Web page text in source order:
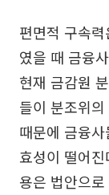
편면적 구속
였을 때 금융
현재 금감원
들이 분조위
때문에 금융
효성이 떨어
용은 법안으